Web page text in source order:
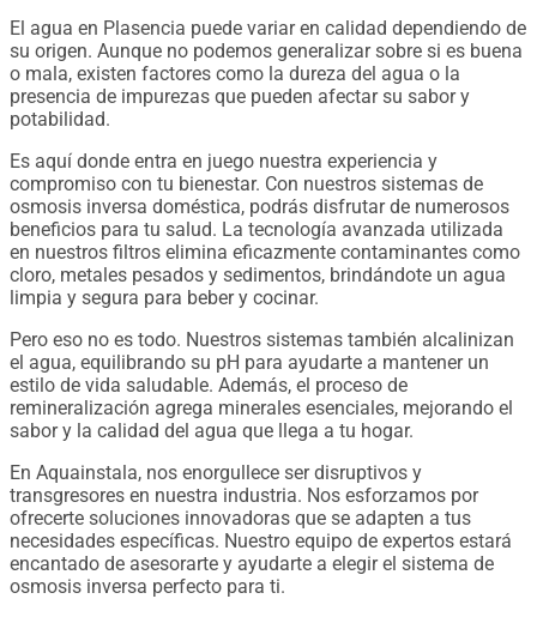
El agua en Plasencia puede variar en calidad dependiendo de
su origen. Aunque no podemos generalizar sobre si es buena
o mala, existen factores como la dureza del agua o la
presencia de impurezas que pueden afectar su sabor y
potabilidad.
Es aquí donde entra en juego nuestra experiencia y
compromiso con tu bienestar. Con nuestros sistemas de
osmosis inversa doméstica, podrás disfrutar de numerosos
beneficios para tu salud. La tecnología avanzada utilizada
en nuestros filtros elimina eficazmente contaminantes como
cloro, metales pesados ​​y sedimentos, brindándote un agua
limpia y segura para beber y cocinar.
Pero eso no es todo. Nuestros sistemas también alcalinizan
el agua, equilibrando su pH para ayudarte a mantener un
estilo de vida saludable. Además, el proceso de
remineralización agrega minerales esenciales, mejorando el
sabor y la calidad del agua que llega a tu hogar.
En Aquainstala, nos enorgullece ser disruptivos y
transgresores en nuestra industria. Nos esforzamos por
ofrecerte soluciones innovadoras que se adapten a tus
necesidades específicas. Nuestro equipo de expertos estará
encantado de asesorarte y ayudarte a elegir el sistema de
osmosis inversa perfecto para ti.